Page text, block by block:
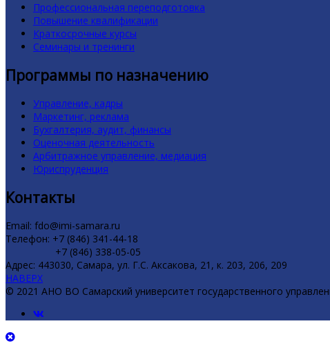
Профессиональная переподготовка
Повышение квалификации
Краткосрочные курсы
Семинары и тренинги
Программы по назначению
Управление, кадры
Маркетинг, реклама
Бухгалтерия, аудит, финансы
Оценочная деятельность
Арбитражное управление, медиация
Юриспруденция
Контакты
Email: fdo@imi-samara.ru
Телефон: +7 (846) 341-44-18
+7 (846) 338-05-05
Адрес: 443030, Самара, ул. Г.С. Аксакова, 21, к. 203, 206, 209
НАВЕРХ
© 2021 АНО ВО Самарский университет государственного